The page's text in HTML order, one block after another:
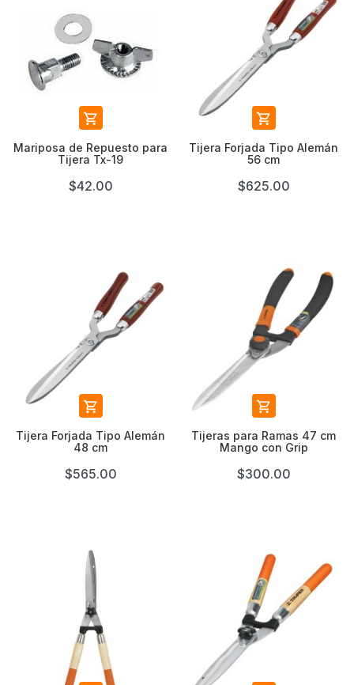

Mariposa de Repuesto para
Tijera Tx-19
$42.00

Tijera Forjada Tipo Alemán
56 cm
$625.00

Tijera Forjada Tipo Alemán
48 cm
$565.00

Tijeras para Ramas 47 cm
Mango con Grip
$300.00